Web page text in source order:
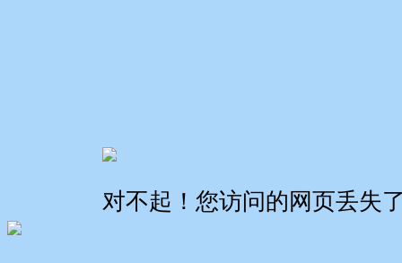
对不起！您访问的网页丢失